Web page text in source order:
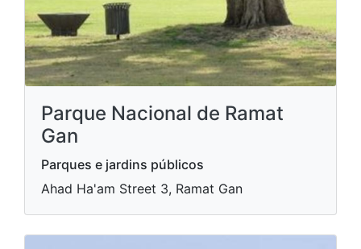
Parque Nacional de Ramat
Gan
Parques e jardins públicos
Ahad Ha'am Street 3, Ramat Gan